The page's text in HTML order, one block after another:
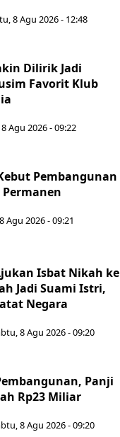
8 Agu 2026 - 12:48
Dilirik Jadi
Favorit Klub
Agu 2026 - 09:22
Pembangunan
Agu 2026 - 09:21
Isbat Nikah ke
Jadi Suami Istri,
Negara
8 Agu 2026 - 09:20
Panji
Rp23 Miliar
8 Agu 2026 - 09:20